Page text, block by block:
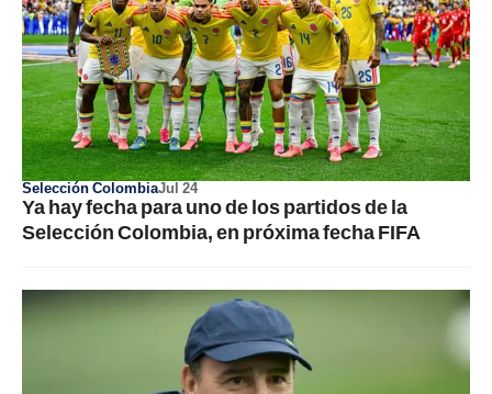
Selección ColombiaJul 24
Ya hay fecha para uno de los partidos de la
Selección Colombia, en próxima fecha FIFA